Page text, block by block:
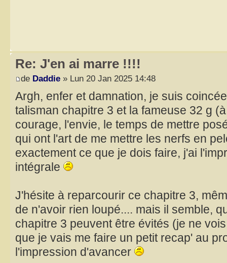
Re: J'en ai marre !!!!
de Daddie » Lun 20 Jan 2025 14:48
Argh, enfer et damnation, je suis
talisman chapitre 3 et la fameuse 32 g
courage, l'envie, le temps de mettre
qui ont l'art de me mettre les nerfs en
exactement ce que je dois faire, j'ai
intégrale
J'hésite à reparcourir ce chapitre 3,
de n'avoir rien loupé.... mais il semble,
chapitre 3 peuvent être évités (je ne
que je vais me faire un petit recap' au
l'impression d'avancer